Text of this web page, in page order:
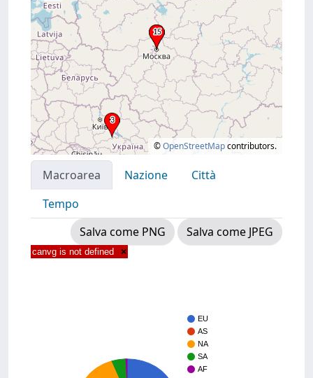
©OpenStreetMapcontributors.
Macroarea Nazione
Città
Tempo
Salva come PNG
Salva come JPEG
canvg is not defined ×
EU
AS
NA
SA
AF